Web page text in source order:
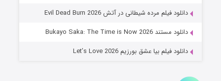
دانلود فیلم مرده شیطانی در آتش Evil Dead Burn 2026
دانلود مستند Bukayo Saka: The Time is Now 2026
دانلود فیلم بیا عشق بورزیم Let’s Love 2026